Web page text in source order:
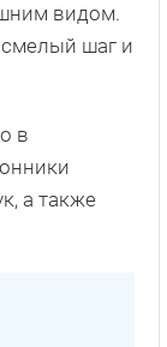
видом.
смелый шаг и
в
а также